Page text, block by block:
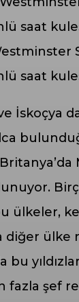
saat
İskoçya
ülkeler,
diğer ülke
bu
fazla şef